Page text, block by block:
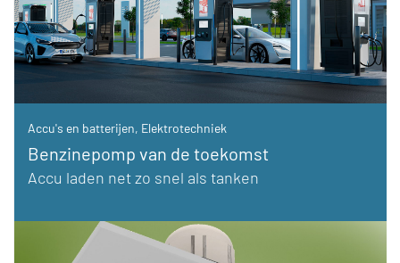
Accu's en batterijen, Elektrotechniek
Benzinepomp van de toekomst
Accu laden net zo snel als tanken